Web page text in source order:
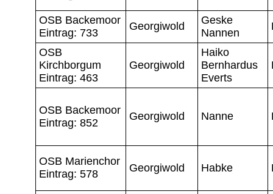
OSB Backemoor
Eintrag: 733
Georgiwold
Geske
Nannen
OSB
Kirchborgum
Eintrag: 463
Georgiwold
Haiko
Bernhardus
Everts
OSB Backemoor
Eintrag: 852
Georgiwold Nanne
OSB Marienchor
Eintrag: 578
Georgiwold Habke